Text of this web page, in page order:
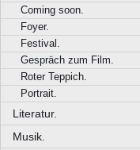
Coming soon.
Foyer.
Festival.
Gespräch zum Film.
Roter Teppich.
Portrait.
Literatur.
Musik.